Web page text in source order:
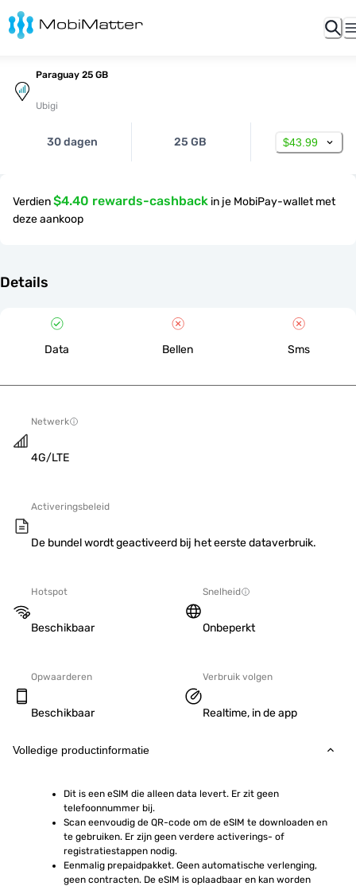
Paraguay 25 GB
Ubigi
30 dagen 25 GB $43.99
Verdien$4.40 rewards-cashback in je MobiPay-wallet met
deze aankoop
Details
Data Bellen Sms
Netwerk
4G/LTE
Activeringsbeleid
De bundel wordt geactiveerd bij het eerste dataverbruik.
Hotspot
Beschikbaar
Snelheid
Onbeperkt
Opwaarderen
Beschikbaar
Verbruik volgen
Realtime, in de app
Volledige productinformatie
Dit is een eSIM die alleen data levert. Er zit geen
telefoonnummer bij.
Scan eenvoudig de QR-code om de eSIM te downloaden en
te gebruiken. Er zijn geen verdere activerings- of
registratiestappen nodig.
Eenmalig prepaidpakket. Geen automatische verlenging,
geen contracten. De eSIM is oplaadbaar en kan worden